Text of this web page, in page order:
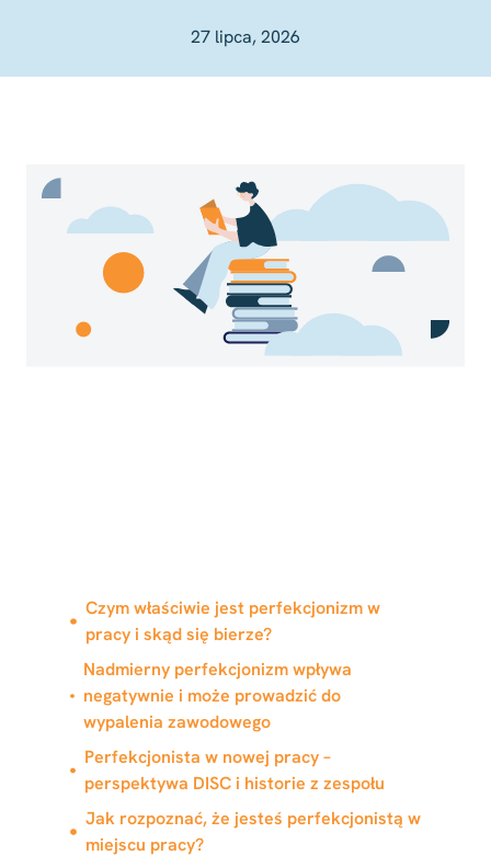
27 lipca, 2026
Czym właściwie jest perfekcjonizm w
pracy i skąd się bierze?
Nadmierny perfekcjonizm wpływa
negatywnie i może prowadzić do
wypalenia zawodowego
Perfekcjonista w nowej pracy –
perspektywa DISC i historie z zespołu
Jak rozpoznać, że jesteś perfekcjonistą w
miejscu pracy?